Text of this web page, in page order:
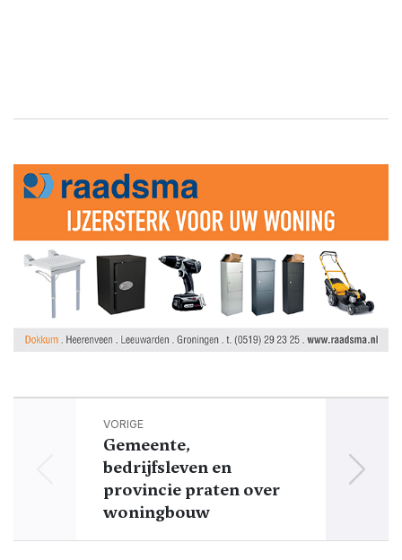
VORIGE
Gemeente,
bedrijfsleven en
provincie praten over
woningbouw